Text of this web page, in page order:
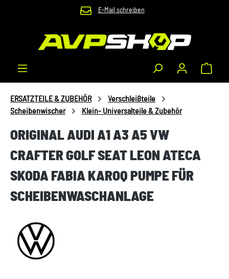
Zum Hauptinhalt springen E-Mail schreiben
ERSATZTEILE & ZUBEHÖR
Verschleißteile
Scheibenwischer
Klein- Universalteile & Zubehör
ORIGINAL AUDI A1 A3 A5 VW
CRAFTER GOLF SEAT LEON ATECA
SKODA FABIA KAROQ PUMPE FÜR
SCHEIBENWASCHANLAGE